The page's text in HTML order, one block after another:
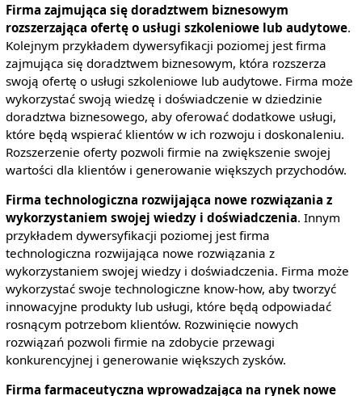
Firma zajmująca się doradztwem biznesowym
rozszerzająca ofertę o usługi szkoleniowe lub audytowe.
Kolejnym przykładem dywersyfikacji poziomej jest firma
zajmująca się doradztwem biznesowym, która rozszerza
swoją ofertę o usługi szkoleniowe lub audytowe. Firma może
wykorzystać swoją wiedzę i doświadczenie w dziedzinie
doradztwa biznesowego, aby oferować dodatkowe usługi,
które będą wspierać klientów w ich rozwoju i doskonaleniu.
Rozszerzenie oferty pozwoli firmie na zwiększenie swojej
wartości dla klientów i generowanie większych przychodów.
Firma technologiczna rozwijająca nowe rozwiązania z
wykorzystaniem swojej wiedzy i doświadczenia. Innym
przykładem dywersyfikacji poziomej jest firma
technologiczna rozwijająca nowe rozwiązania z
wykorzystaniem swojej wiedzy i doświadczenia. Firma może
wykorzystać swoje technologiczne know-how, aby tworzyć
innowacyjne produkty lub usługi, które będą odpowiadać
rosnącym potrzebom klientów. Rozwinięcie nowych
rozwiązań pozwoli firmie na zdobycie przewagi
konkurencyjnej i generowanie większych zysków.
Firma farmaceutyczna wprowadzająca na rynek nowe